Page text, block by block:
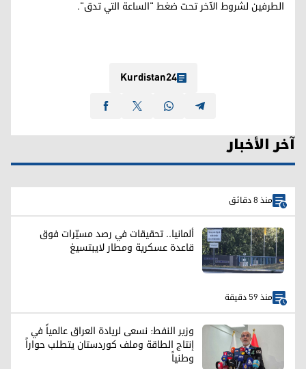
الطرفين لشروط الآخر تحت ضغط "الساعة التي تدق".
Kurdistan24
آخر الأخبار
منذ 8 دقائق
ألمانيا.. تحقيقات في رصد مسيّرات فوق
قاعدة عسكرية ومطار لايبتسيغ
منذ 59 دقيقة
وزير النفط: نسعى لريادة العراق عالمياً في
إنتاج الطاقة وملف كوردستان يتطلب حواراً
وطنياً